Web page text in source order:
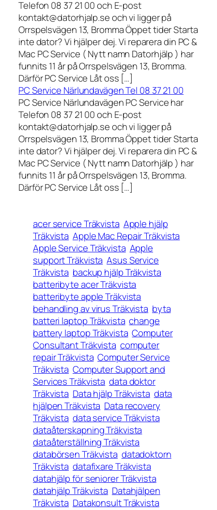
Telefon 08 37 21 00 och E-post
kontakt@datorhjalp.se och vi ligger på
Orrspelsvägen 13, Bromma Öppet tider Starta
inte dator? Vi hjälper dej. Vi reparera din PC &
Mac PC Service ( Nytt namn Datorhjälp ) har
funnits 11 år på Orrspelsvägen 13, Bromma.
Därför PC Service Låt oss […]
PC Service Närlundavägen Tel 08 37 21 00
PC Service Närlundavägen PC Service har
Telefon 08 37 21 00 och E-post
kontakt@datorhjalp.se och vi ligger på
Orrspelsvägen 13, Bromma Öppet tider Starta
inte dator? Vi hjälper dej. Vi reparera din PC &
Mac PC Service ( Nytt namn Datorhjälp ) har
funnits 11 år på Orrspelsvägen 13, Bromma.
Därför PC Service Låt oss […]
acer service Träkvista Apple hjälp
Träkvista Apple Mac Repair Träkvista
Apple Service Träkvista Apple
support Träkvista Asus Service
Träkvista backup hjälp Träkvista
batteribyte acer Träkvista
batteribyte apple Träkvista
behandling av virus Träkvista byta
batteri laptop Träkvista change
battery laptop Träkvista Computer
Consultant Träkvista computer
repair Träkvista Computer Service
Träkvista Computer Support and
Services Träkvista data doktor
Träkvista Data hjälp Träkvista data
hjälpen Träkvista Data recovery
Träkvista data service Träkvista
dataåterskapning Träkvista
dataåterställning Träkvista
databörsen Träkvista datadoktorn
Träkvista datafixare Träkvista
datahjälp för seniorer Träkvista
datahjälp Träkvista Datahjälpen
Träkvista Datakonsult Träkvista